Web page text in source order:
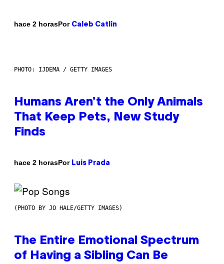
hace 2 horasPor Caleb Catlin
PHOTO: IJDEMA / GETTY IMAGES
Humans Aren’t the Only Animals
That Keep Pets, New Study
Finds
hace 2 horasPor Luis Prada
(PHOTO BY JO HALE/GETTY IMAGES)
The Entire Emotional Spectrum
of Having a Sibling Can Be